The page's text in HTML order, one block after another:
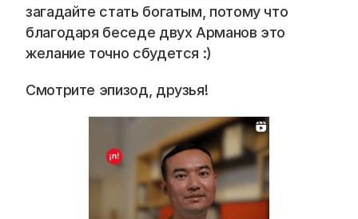
загадайте стать богатым, потому что
благодаря беседе двух Арманов это
желание точно сбудется :)
Смотрите эпизод, друзья!